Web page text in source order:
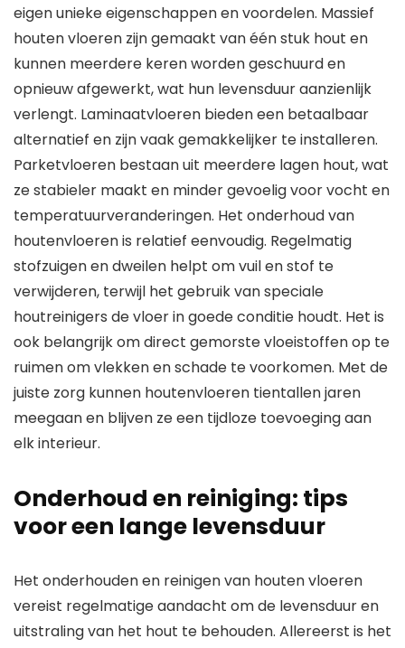
eigen unieke eigenschappen en voordelen. Massief
houten vloeren zijn gemaakt van één stuk hout en
kunnen meerdere keren worden geschuurd en
opnieuw afgewerkt, wat hun levensduur aanzienlijk
verlengt. Laminaatvloeren bieden een betaalbaar
alternatief en zijn vaak gemakkelijker te installeren.
Parketvloeren bestaan uit meerdere lagen hout, wat
ze stabieler maakt en minder gevoelig voor vocht en
temperatuurveranderingen. Het onderhoud van
houtenvloeren is relatief eenvoudig. Regelmatig
stofzuigen en dweilen helpt om vuil en stof te
verwijderen, terwijl het gebruik van speciale
houtreinigers de vloer in goede conditie houdt. Het is
ook belangrijk om direct gemorste vloeistoffen op te
ruimen om vlekken en schade te voorkomen. Met de
juiste zorg kunnen houtenvloeren tientallen jaren
meegaan en blijven ze een tijdloze toevoeging aan
elk interieur.
Onderhoud en reiniging: tips
voor een lange levensduur
Het onderhouden en reinigen van houten vloeren
vereist regelmatige aandacht om de levensduur en
uitstraling van het hout te behouden. Allereerst is het